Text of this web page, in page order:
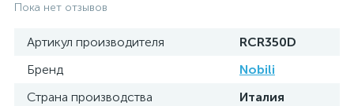
Пока нет отзывов
Артикул производителя
RCR350D
Бренд
Nobili
Страна производства
Италия